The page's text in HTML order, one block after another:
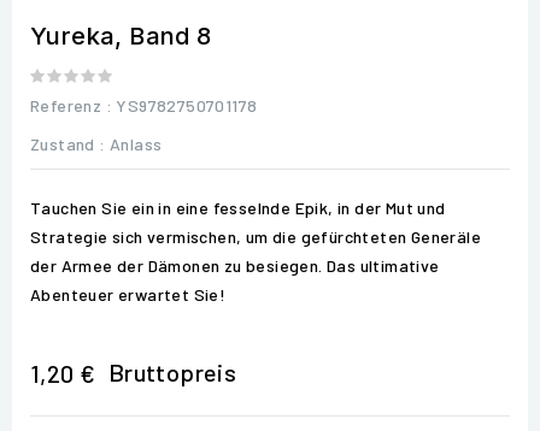
Yureka, Band 8
Referenz : YS9782750701178
Zustand : Anlass
Tauchen Sie ein in eine fesselnde Epik, in der Mut und
Strategie sich vermischen, um die gefürchteten Generäle
der Armee der Dämonen zu besiegen. Das ultimative
Abenteuer erwartet Sie!
1,20 € Bruttopreis